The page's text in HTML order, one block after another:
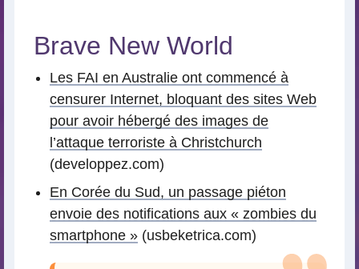
Brave New World
Les FAI en Australie ont commencé à
censurer Internet, bloquant des sites Web
pour avoir hébergé des images de
l’attaque terroriste à Christchurch
(developpez.com)
En Corée du Sud, un passage piéton
envoie des notifications aux « zombies du
smartphone » (usbeketrica.com)